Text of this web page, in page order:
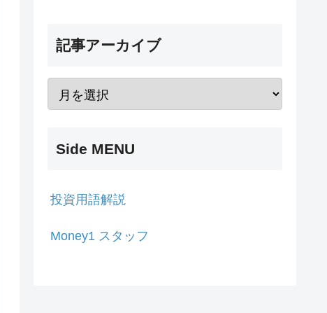
記事アーカイブ
Side MENU
投資用語解説
Money1 スタッフ